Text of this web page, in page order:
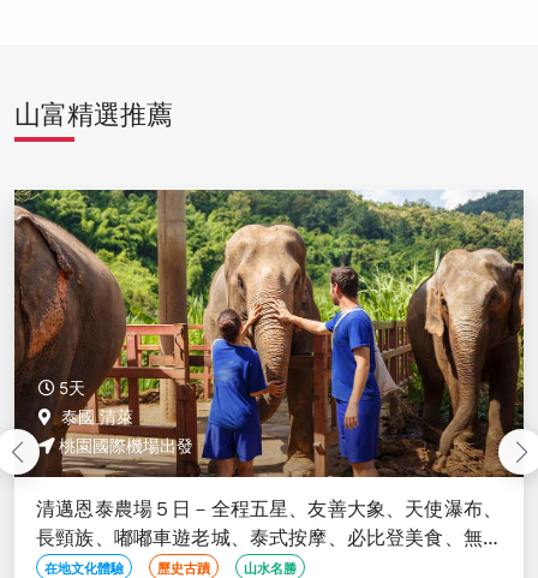
山富精選推薦
5天
泰國
桃園國際機場出發
清邁南奔５日－全程五星無購物、大象咖啡廳、體驗復
古火車、清邁藍廟、泰服體驗x水燈DIY、網美藝術村、
必比登美食
部落文化體驗 歷史古蹟 親子旅遊